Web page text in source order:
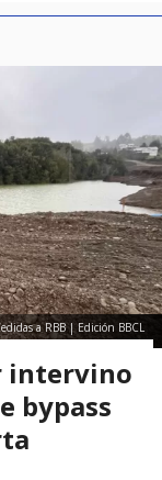
a RBB | Edición BBCL
intervino
bypass